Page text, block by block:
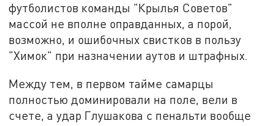
футболистов команды "Крылья Советов"
массой не вполне оправданных, а порой,
возможно, и ошибочных свистков в пользу
"Химок" при назначении аутов и штрафных.
Между тем, в первом тайме самарцы
полностью доминировали на поле, вели в
счете, а удар Глушакова с пенальти вообще